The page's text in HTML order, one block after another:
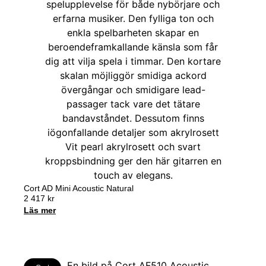
Cort AD Mini Acoustic Natural
2 417 kr
Läs mer